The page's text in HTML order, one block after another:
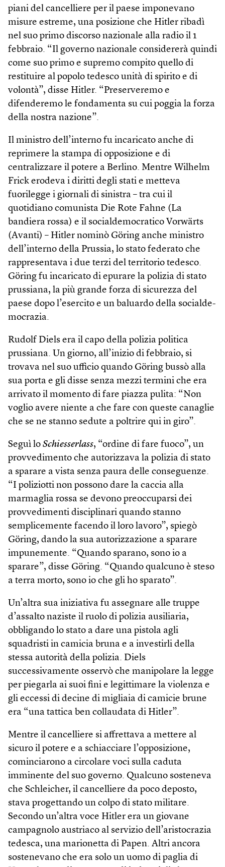
piani del cancelliere per il paese imponevano
misure estreme, una posizione che Hitler ribadì
nel suo primo discorso nazionale alla radio il 1
febbraio. “Il governo nazionale considererà quindi
come suo primo e supremo compito quello di
restituire al popolo tedesco unità di spirito e di
volontà”, disse Hitler. “Preserveremo e
difenderemo le fondamenta su cui poggia la forza
della nostra nazione”.
Il ministro dell’interno fu incaricato anche di
reprimere la stampa di opposizione e di
centralizzare il potere a Berlino. Mentre Wilhelm
Frick erodeva i diritti degli stati e metteva
fuorilegge i giornali di sinistra – tra cui il
quotidiano comunista Die Rote Fahne (La
bandiera rossa) e il socialdemocratico Vorwärts
(Avanti) – Hitler nominò Göring anche ministro
dell’interno della Prussia, lo stato federato che
rappresentava i due terzi del territorio tedesco.
Göring fu incaricato di epurare la polizia di stato
prussiana, la più grande forza di sicurezza del
paese dopo l’esercito e un baluardo della socialde­
mocrazia.
Rudolf Diels era il capo della polizia politica
prussiana. Un giorno, all’inizio di febbraio, si
trovava nel suo ufficio quando Göring bussò alla
sua porta e gli disse senza mezzi termini che era
arrivato il momento di fare piazza pulita: “Non
voglio avere niente a che fare con queste canaglie
che se ne stanno sedute a poltrire qui in giro”.
Seguì lo Schiesserlass, “ordine di fare fuoco”, un
provvedimento che autorizzava la polizia di stato
a sparare a vista senza paura delle conseguenze.
“I poliziotti non possono dare la caccia alla
marmaglia rossa se devono preoccuparsi dei
provvedimenti disciplinari quando stanno
semplicemente facendo il loro lavoro”, spiegò
Göring, dando la sua autorizzazione a sparare
impunemente. “Quando sparano, sono io a
sparare”, disse Göring. “Quando qualcuno è steso
a terra morto, sono io che gli ho sparato”.
Un’altra sua iniziativa fu assegnare alle truppe
d’assalto naziste il ruolo di polizia ausiliaria,
obbligando lo stato a dare una pistola agli
squadristi in camicia bruna e a investirli della
stessa autorità della polizia. Diels
successivamente osservò che manipolare la legge
per piegarla ai suoi fini e legittimare la violenza e
gli eccessi di decine di migliaia di camicie brune
era “una tattica ben collaudata di Hitler”.
Mentre il cancelliere si affrettava a mettere al
sicuro il potere e a schiacciare l’opposizione,
cominciarono a circolare voci sulla caduta
imminente del suo governo. Qualcuno sosteneva
che Schleicher, il cancelliere da poco deposto,
stava progettando un colpo di stato militare.
Secondo un’altra voce Hitler era un giovane
campagnolo austriaco al servizio dell’aristocrazia
tedesca, una marionetta di Papen. Altri ancora
sostenevano che era solo un uomo di paglia di